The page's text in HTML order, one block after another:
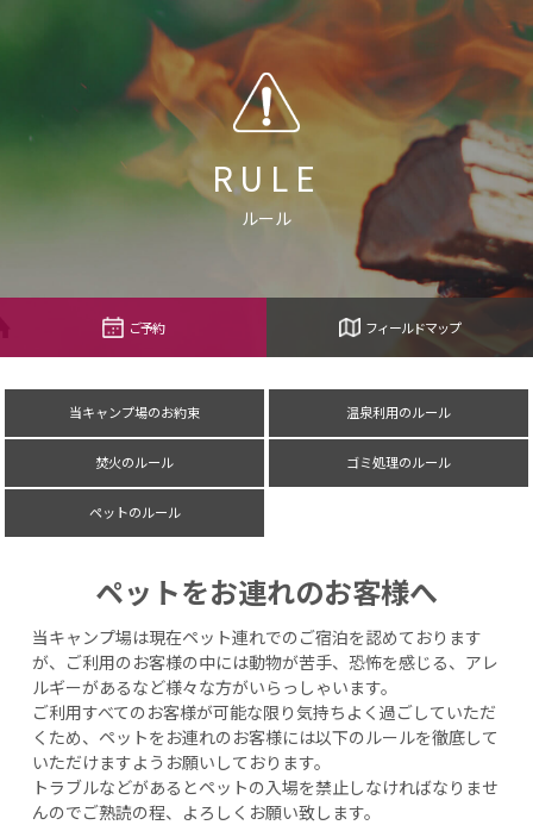
RULE
ルール
ご予約 フィールドマップ
当キャンプ場のお約束 温泉利用のルール
焚火のルール ゴミ処理のルール
ペットのルール
ペットをお連れのお客様へ
当キャンプ場は現在ペット連れでのご宿泊を認めております
が、 ご利用のお客様の中には動物が苦手、恐怖を感じる、アレ
ルギーがあるなど様々な方がいらっしゃいます。
ご利用すべてのお客様が可能な限り気持ちよく過ごしていただ
くため、 ペットをお連れのお客様には以下のルールを徹底して
いただけますようお願いしております。
トラブルなどがあるとペットの入場を禁止しなければなりませ
んのでご熟読の程、よろしくお願い致します。